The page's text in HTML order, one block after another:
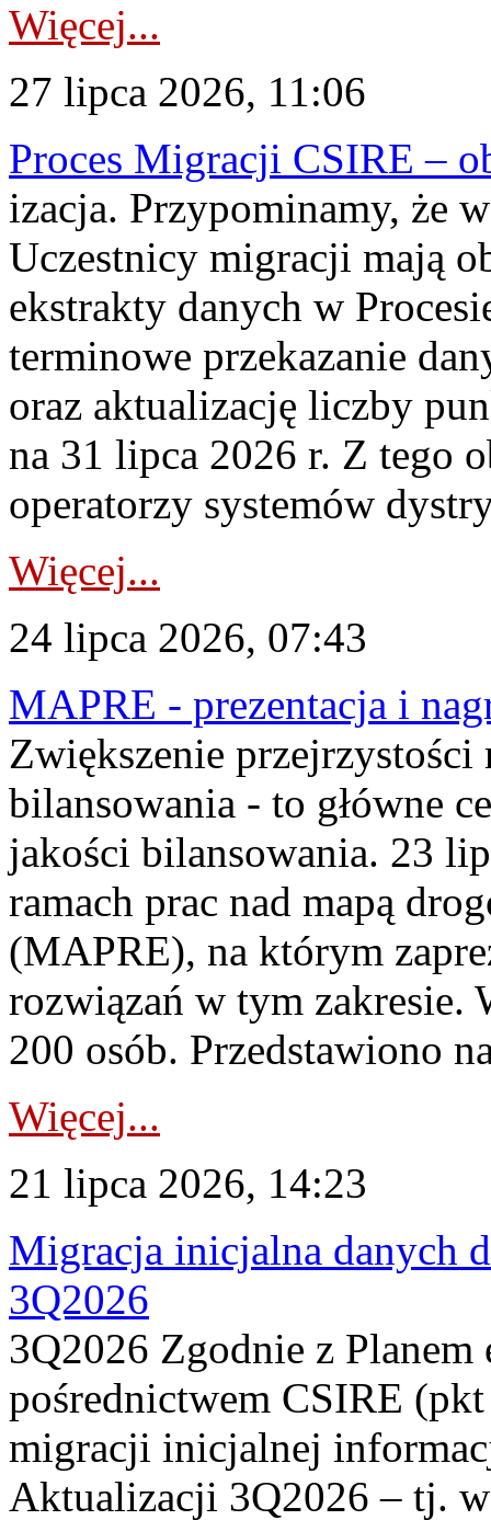
Więcej...
27 lipca 2026, 11:06
Proces Migracji CSIRE –
izacja. Przypominamy, że
Uczestnicy migracji mają
ekstrakty danych w
terminowe przekazanie
oraz aktualizację liczby
na 31 lipca 2026 r. Z tego
operatorzy systemów
Więcej...
24 lipca 2026, 07:43
MAPRE - prezentacja i
Zwiększenie
bilansowania - to główne
jakości bilansowania. 23
ramach prac nad mapą
(MAPRE), na którym
rozwiązań w tym zakresie.
200 osób. Przedstawiono
Więcej...
21 lipca 2026, 14:23
Migracja inicjalna danych
3Q2026
3Q2026 Zgodnie z
pośrednictwem CSIRE
migracji inicjalnej
Aktualizacji 3Q2026 – tj.